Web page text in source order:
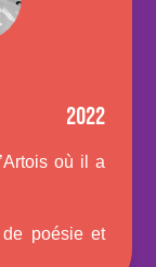
2022
où il a
de poésie et